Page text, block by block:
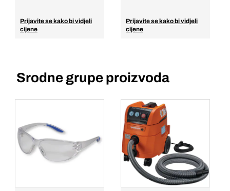
Prijavite se kako bi vidjeli
cijene
Prijavite se kako bi vidjeli
cijene
Srodne grupe proizvoda